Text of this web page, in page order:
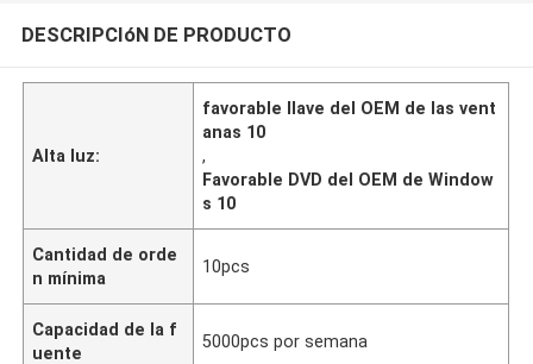
DESCRIPCIóN DE PRODUCTO
Alta luz:
favorable llave del OEM de las vent
anas 10
,
Favorable DVD del OEM de Window
s 10
Cantidad de orde
n mínima
10pcs
Capacidad de la f
uente
5000pcs por semana